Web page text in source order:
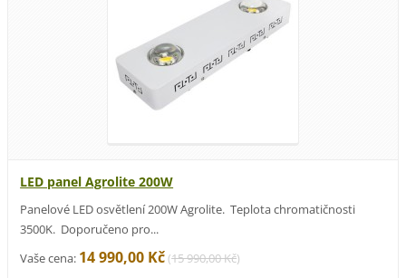
LED panel Agrolite 200W
Panelové LED osvětlení 200W Agrolite. Teplota chromatičnosti
3500K. Doporučeno pro...
Vaše cena: 14 990,00 Kč(15 990,00 Kč)